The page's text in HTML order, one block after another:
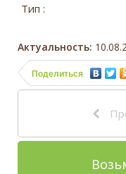
Тип :
Актуальность:
Поделиться